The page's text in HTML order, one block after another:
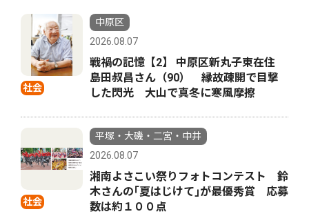
社会
中原区
2026.08.07
戦禍の記憶【2】 中原区新丸子東在住
島田叔昌さん（90） 縁故疎開で目撃
した閃光 大山で真冬に寒風摩擦
社会
平塚・大磯・二宮・中井
2026.08.07
湘南よさこい祭りフォトコンテスト 鈴
木さんの｢夏はじけて｣が最優秀賞 応募
数は約１００点